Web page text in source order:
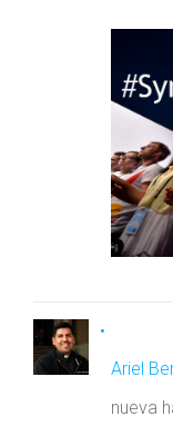
Ariel
nueva